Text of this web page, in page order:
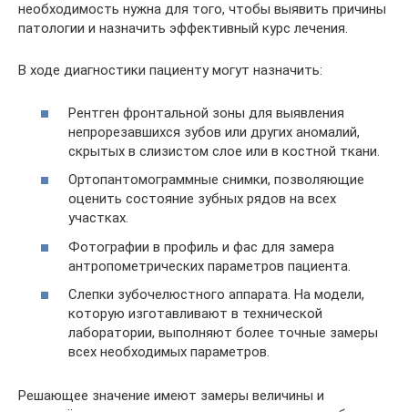
необходимость нужна для того, чтобы выявить причины
патологии и назначить эффективный курс лечения.
В ходе диагностики пациенту могут назначить:
Рентген фронтальной зоны для выявления
непрорезавшихся зубов или других аномалий,
скрытых в слизистом слое или в костной ткани.
Ортопантомограммные снимки, позволяющие
оценить состояние зубных рядов на всех
участках.
Фотографии в профиль и фас для замера
антропометрических параметров пациента.
Слепки зубочелюстного аппарата. На модели,
которую изготавливают в технической
лаборатории, выполняют более точные замеры
всех необходимых параметров.
Решающее значение имеют замеры величины и